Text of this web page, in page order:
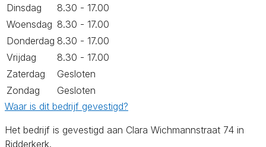
Dinsdag
8.30 - 17.00
Woensdag 8.30 - 17.00
Donderdag 8.30 - 17.00
Vrijdag
8.30 - 17.00
Zaterdag
Gesloten
Zondag
Gesloten
Waar is dit bedrijf gevestigd?
Het bedrijf is gevestigd aan Clara Wichmannstraat 74 in
Ridderkerk.